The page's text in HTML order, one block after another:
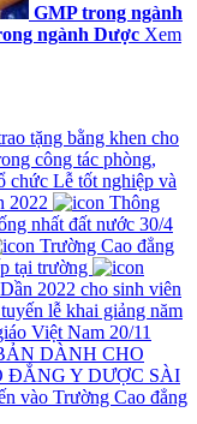
GMP trong ngành
ngành Dược Xem
tặng bằng khen cho
công tác phòng,
chức Lễ tốt nghiệp và
2022
Thông
nhất đất nước 30/4
Trường Cao đẳng
tại trường
2022 cho sinh viên
lễ khai giảng năm
Việt Nam 20/11
DÀNH CHO
ĐẲNG Y DƯỢC SÀI
vào Trường Cao đẳng